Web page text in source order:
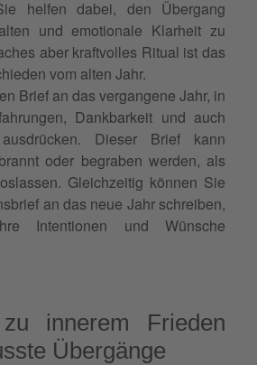
helfen dabei, den Übergang
und emotionale Klarheit zu
aber kraftvolles Ritual ist das
vom alten Jahr.
Brief an das vergangene Jahr, in
Dankbarkeit und auch
ausdrücken. Dieser Brief kann
oder begraben werden, als
Gleichzeitig können Sie
an das neue Jahr schreiben,
Intentionen und Wünsche
innerem Frieden
Übergänge